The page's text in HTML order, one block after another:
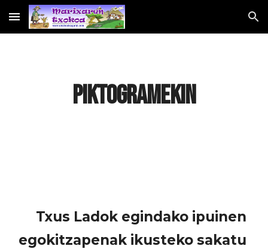
Skip to main content Skip to navigation
PIKTOGRAMEKIN
Txus Ladok egindako ipuinen
egokitzapenak ikusteko sakatu